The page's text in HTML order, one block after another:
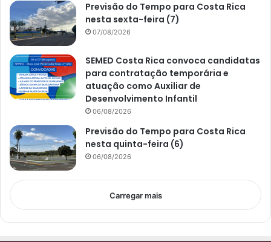
Previsão do Tempo para Costa Rica
nesta sexta-feira (7)
07/08/2026
SEMED Costa Rica convoca candidatas
para contratação temporária e
atuação como Auxiliar de
Desenvolvimento Infantil
06/08/2026
Previsão do Tempo para Costa Rica
nesta quinta-feira (6)
06/08/2026
Carregar mais